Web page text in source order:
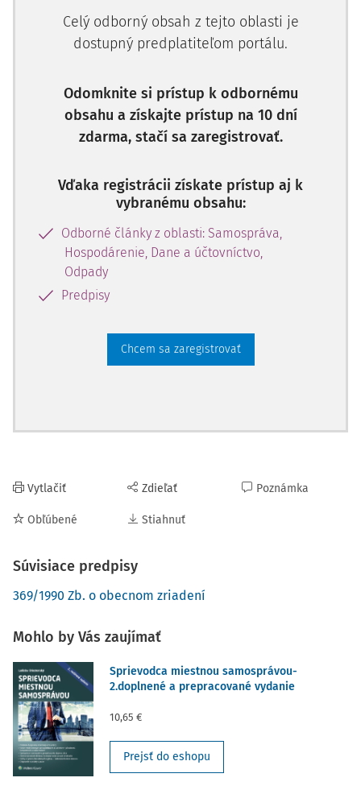
Celý odborný obsah z tejto oblasti je
dostupný predplatiteľom portálu.
Odomknite si prístup k odbornému
obsahu a získajte prístup na 10 dní
zdarma, stačí sa zaregistrovať.
Vďaka registrácii získate prístup aj k
vybranému obsahu:
Odborné články z oblasti: Samospráva,
Hospodárenie, Dane a účtovníctvo,
Odpady
Predpisy
Chcem sa zaregistrovať
Vytlačiť
Obľúbené
Zdieľať
Stiahnuť
Poznámka
Súvisiace predpisy
369/1990 Zb. o obecnom zriadení
Mohlo by Vás zaujímať
Sprievodca miestnou samosprávou-
2.doplnené a prepracované vydanie
10,65 €
Prejsť do eshopu